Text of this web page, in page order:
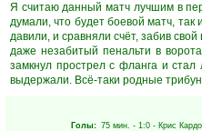
Я считаю данный матч лучшим в
думали, что будет боевой матч,
давили, и сравняли счёт, забив
даже незабитый пенальти в
замкнул прострел с фланга и
выдержали. Всё-таки родные
Голы: 75 мин. - 1:0 - Крис